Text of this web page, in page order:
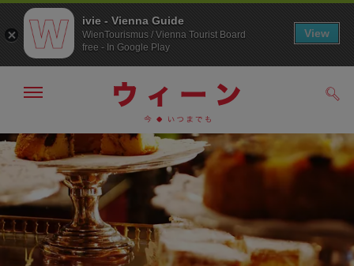
メ
ニ
へ
こ
の
ジ
の
ト
ッ
メ
ー
の
表
示・
非
示
す
る
ivie - Vienna Guide
WienTourismus / Vienna Tourist Board
free - In Google Play
View